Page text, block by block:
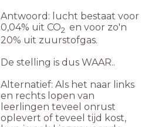
Antwoord: lucht bestaat voor
0,04% uit CO2 en voor zo'n
20% uit zuurstofgas.
De stelling is dus WAAR..
Alternatief: Als het naar links
en rechts lopen van
leerlingen teveel onrust
oplevert of teveel tijd kost,